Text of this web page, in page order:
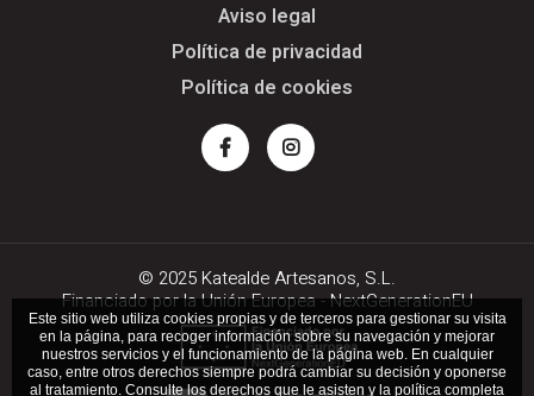
Este sitio web utiliza cookies propias y de terceros para gestionar su visita
en la página, para recoger información sobre su navegación y mejorar
nuestros servicios y el funcionamiento de la página web. En cualquier
caso, entre otros derechos siempre podrá cambiar su decisión y oponerse
al tratamiento. Consulte los derechos que le asisten y la política completa
Aviso legal
Política de privacidad
Política de cookies
FacebookInstagram
© 2025 Katealde Artesanos, S.L.
Financiado por la Unión Europea - NextGenerationEU